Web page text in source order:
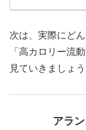
次は、実際にど
「高カロリー流
見ていきましょう
アラ